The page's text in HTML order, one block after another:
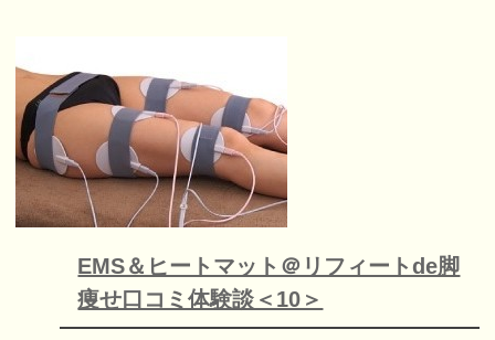
EMS＆ヒートマット＠リフィートde脚
痩せ口コミ体験談＜10＞